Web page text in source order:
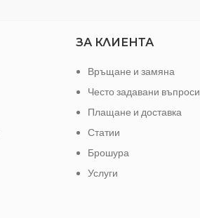
ЗА КЛИЕНТА
Връщане и замяна
Често задавани въпроси
Плащане и доставка
Статии
Брошура
Услуги